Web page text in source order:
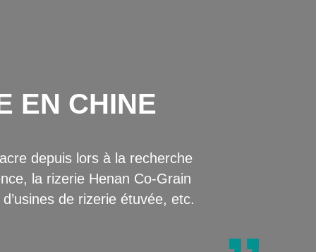
EN CHINE
depuis lors à la recherche
la rizerie Henan Co-Grain
de rizerie étuvée, etc.